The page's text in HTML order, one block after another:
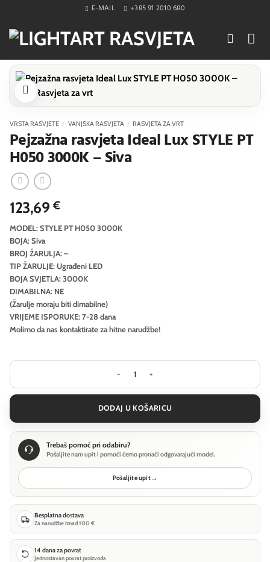
content
E-MAIL +385 91 2010 680
VRSTA RASVJETE / VANJSKA RASVJETA / RASVJETA ZA VRT
Pejzažna rasvjeta Ideal Lux STYLE PT
H050 3000K – Siva
123,69€
MODEL: STYLE PT H050 3000K
BOJA: Siva
BROJ ŽARULJA: –
TIP ŽARULJE: Ugrađeni LED
BOJA SVJETLA: 3000K
DIMABILNA: NE
(Žarulje moraju biti dimabilne)
VRIJEME ISPORUKE: 7-28 dana
Molimo da nas kontaktirate za hitne narudžbe!
Pejzažna rasvjeta Ideal Lux STYLE
DODAJ U KOŠARICU
Trebaš pomoć pri odabiru?
Pošaljite nam upit i pomoći ćemo pronaći odgovarajući model.
Pošaljite upit→
Besplatna dostava
Za narudžbe iznad 100 €
14 dana za povrat
Jednostavan povrat proizvoda